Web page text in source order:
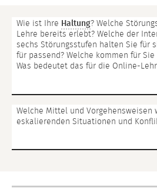
Wie ist Ihre Haltung? Welche
Lehre bereits erlebt? Welche der
sechs Störungsstufen halten Sie für
für passend? Welche kommen für
Was bedeutet das für die Online-
Welche Mittel und Vorgehensweisen
eskalierenden Situationen und